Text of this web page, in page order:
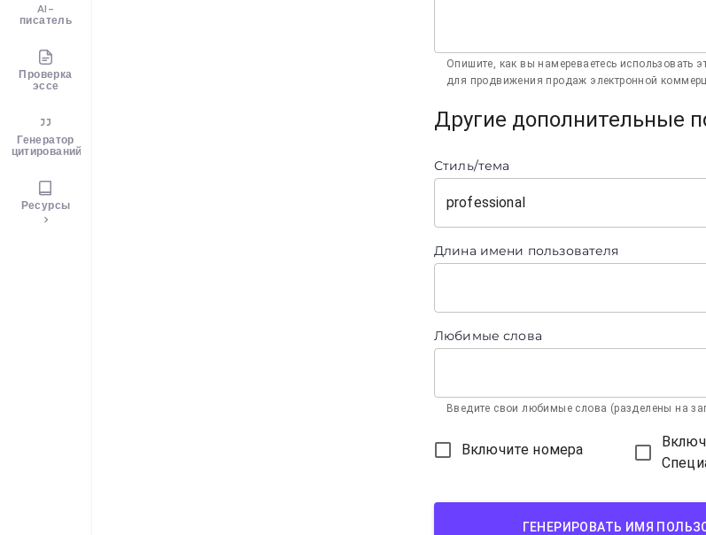
AI-
писатель
Проверка
эссе
Генератор
цитирований
Ресурсы
Опишите, как вы намереваетесь использовать
для продвижения продаж электронной
Другие дополнительные
Стиль/тема
professional
Длина имени пользователя
Любимые слова
Введите свои любимые слова (разделены на
Включите номера
ГЕНЕРИРОВАТЬ ИМЯ